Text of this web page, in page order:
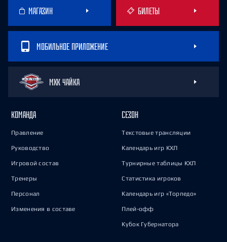
МАГАЗИН БИЛЕТЫ
МОБИЛЬНОЕ ПРИЛОЖЕНИЕ
МХК ЧАЙКА
КОМАНДА
Правление
Руководство
Игровой состав
Тренеры
Персонал
Изменения в составе
СЕЗОН
Текстовые трансляции
Календарь игр КХЛ
Турнирные таблицы КХЛ
Статистика игроков
Календарь игр «Торпедо»
Плей-офф
Кубок Губернатора